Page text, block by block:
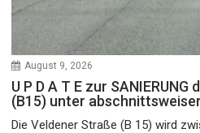
August 9, 2026
U P D A T E zur
(B15) unter abschnittsweiser
Die Veldener Straße (B 15) wird